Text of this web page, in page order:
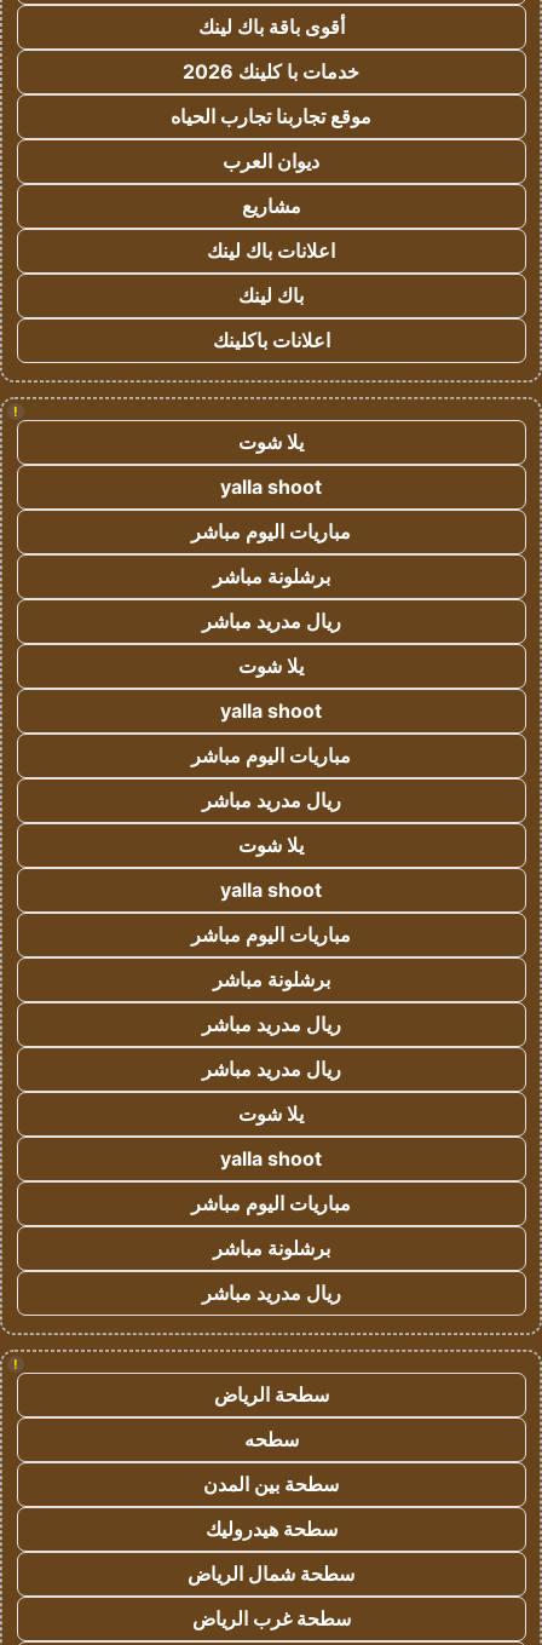
أقوى باقة باك لينك
خدمات با كلينك 2026
موقع تجاربنا تجارب الحياه
ديوان العرب
مشاريع
اعلانات باك لينك
باك لينك
اعلانات باكلينك
!
يلا شوت
yalla shoot
مباريات اليوم مباشر
برشلونة مباشر
ريال مدريد مباشر
يلا شوت
yalla shoot
مباريات اليوم مباشر
ريال مدريد مباشر
يلا شوت
yalla shoot
مباريات اليوم مباشر
برشلونة مباشر
ريال مدريد مباشر
ريال مدريد مباشر
يلا شوت
yalla shoot
مباريات اليوم مباشر
برشلونة مباشر
ريال مدريد مباشر
!
سطحة الرياض
سطحه
سطحة بين المدن
سطحة هيدروليك
سطحة شمال الرياض
سطحة غرب الرياض